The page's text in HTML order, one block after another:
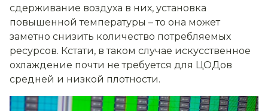
сдерживание воздуха в них, установка
повышенной температуры – то она может
заметно снизить количество потребляемых
ресурсов. Кстати, в таком случае искусственное
охлаждение почти не требуется для ЦОДов
средней и низкой плотности.